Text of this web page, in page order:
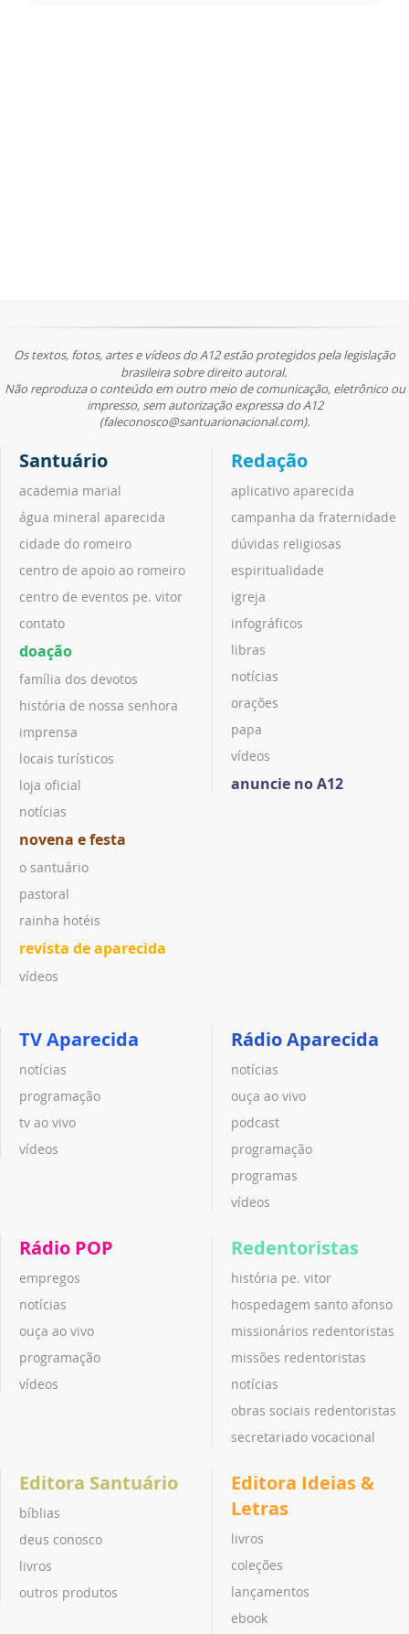
Os textos, fotos, artes e vídeos do A12 estão protegidos pela legislação
brasileira sobre direito autoral.
Não reproduza o conteúdo em outro meio de comunicação, eletrônico ou
impresso, sem autorização expressa do A12
(faleconosco@santuarionacional.com).
Santuário
academia marial
água mineral aparecida
cidade do romeiro
centro de apoio ao romeiro
centro de eventos pe. vitor
contato
doação
família dos devotos
história de nossa senhora
imprensa
locais turísticos
loja oficial
notícias
novena e festa
o santuário
pastoral
rainha hotéis
revista de aparecida
vídeos
Redação
aplicativo aparecida
campanha da fraternidade
dúvidas religiosas
espiritualidade
igreja
infográficos
libras
notícias
orações
papa
vídeos
anuncie no A12
TV Aparecida
notícias
programação
tv ao vivo
vídeos
Rádio Aparecida
notícias
ouça ao vivo
podcast
programação
programas
vídeos
Rádio POP
empregos
notícias
ouça ao vivo
programação
vídeos
Redentoristas
história pe. vitor
hospedagem santo afonso
missionários redentoristas
missões redentoristas
notícias
obras sociais redentoristas
secretariado vocacional
Editora Santuário
bíblias
deus conosco
livros
outros produtos
Editora Ideias &
Letras
livros
coleções
lançamentos
ebook